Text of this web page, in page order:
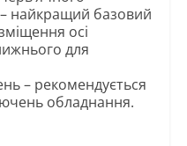
найкращий базовий
осі
для
– рекомендується
обладнання.